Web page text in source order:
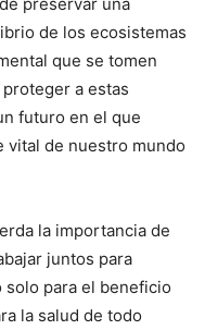
de los ecosistemas
que se tomen
a estas
futuro en el que
vital de nuestro mundo
la importancia de
juntos para
para el beneficio
la salud de todo